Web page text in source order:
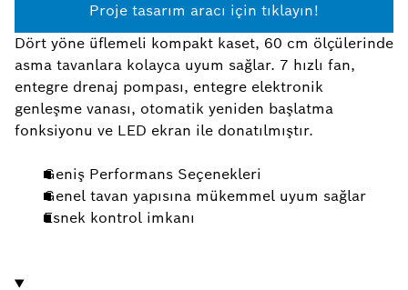
Proje tasarım aracı için tıklayın!
Dört yöne üflemeli kompakt kaset, 60 cm ölçülerinde
asma tavanlara kolayca uyum sağlar. 7 hızlı fan,
entegre drenaj pompası, entegre elektronik
genleşme vanası, otomatik yeniden başlatma
fonksiyonu ve LED ekran ile donatılmıştır.
Geniş Performans Seçenekleri
Genel tavan yapısına mükemmel uyum sağlar
Esnek kontrol imkanı